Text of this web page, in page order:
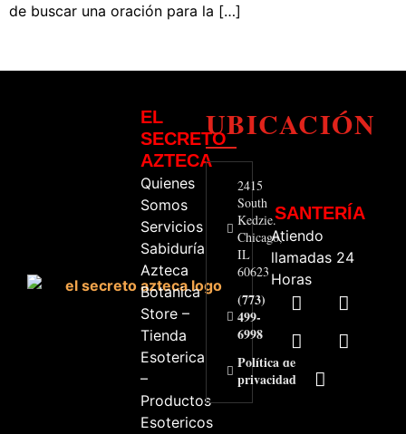
de buscar una oración para la […]
EL
SECRETO
AZTECA
Quienes
Somos
Servicios
Sabiduría
Azteca
Botanica
Store –
Tienda
Esoterica
–
Productos
Esotericos
UBICACIÓN
2415
South
Kedzie.
Chicago,
IL
60623
(773)
499-
6998
Política de
privacidad
SANTERÍA
Atiendo
llamadas 24
Horas